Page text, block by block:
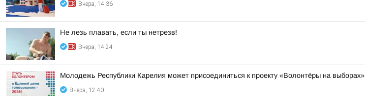
Вчера, 14:36
Не лезь плавать, если ты нетрезв!
Вчера, 14:24
Молодежь Республики Карелия может присоединиться к проекту «Волонтёры на выборах»
Вчера, 12:40